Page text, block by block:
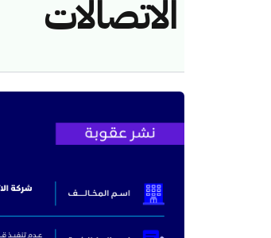
الاتصالات